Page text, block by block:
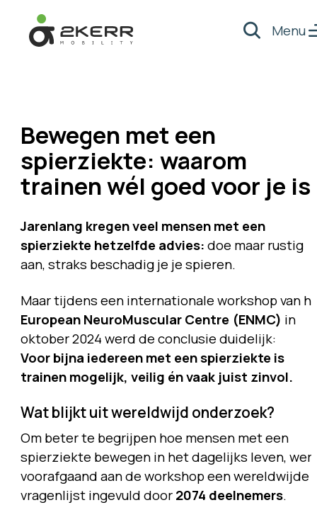
Zoeken
Menu
Bewegen met een
spierziekte: waarom
trainen wél goed voor je is.
Jarenlang kregen veel mensen met een
spierziekte hetzelfde advies:doe maar rustig
aan, straks beschadig je je spieren.
Maar tijdens een internationale workshop van
European NeuroMuscular Centre (ENMC) in
oktober 2024 werd de conclusie duidelijk:
Voor bijna iedereen met een spierziekte is
trainen mogelijk, veilig én vaak juist zinvol.
Wat blijkt uit wereldwijd onderzoek?
Om beter te begrijpen hoe mensen met een
spierziekte bewegen in het dagelijks leven,
voorafgaand aan de workshop een wereldwijde
vragenlijst ingevuld door2074 deelnemers.